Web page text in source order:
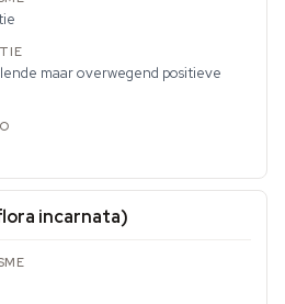
maar overwegend positieve
incarnata)